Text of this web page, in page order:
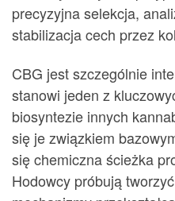
precyzyjna selekcja,
stabilizacja cech przez
CBG jest szczególnie
stanowi jeden z
biosyntezie innych
się je związkiem
się chemiczna ścieżka
Hodowcy próbują